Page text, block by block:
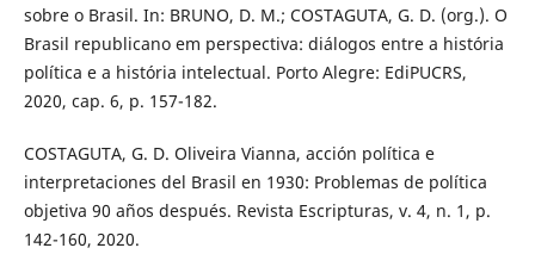
sobre o Brasil. In: BRUNO, D. M.; COSTAGUTA, G. D. (org.). O
Brasil republicano em perspectiva: diálogos entre a história
política e a história intelectual. Porto Alegre: EdiPUCRS,
2020, cap. 6, p. 157-182.
COSTAGUTA, G. D. Oliveira Vianna, acción política e
interpretaciones del Brasil en 1930: Problemas de política
objetiva 90 años después. Revista Escripturas, v. 4, n. 1, p.
142-160, 2020.